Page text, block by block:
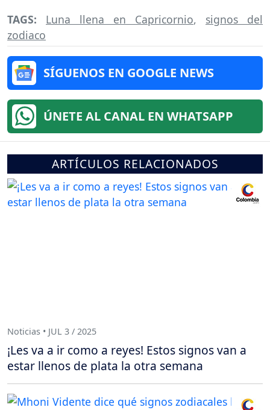
TAGS: Luna llena en Capricornio, signos del
zodiaco
SÍGUENOS EN GOOGLE NEWS
ÚNETE AL CANAL EN WHATSAPP
ARTÍCULOS RELACIONADOS
Noticias • JUL 3 / 2025
¡Les va a ir como a reyes! Estos signos van a
estar llenos de plata la otra semana